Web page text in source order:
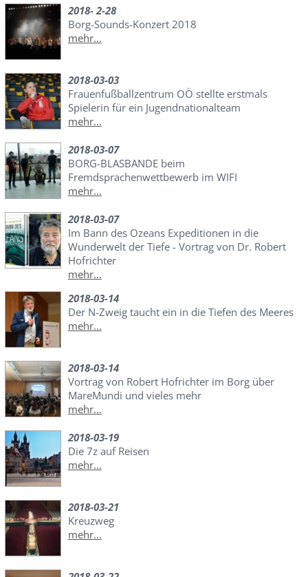
2018- 2-28
Borg-Sounds-Konzert 2018
mehr...
2018-03-03
Frauenfußballzentrum OÖ stellte erstmals
Spielerin für ein Jugendnationalteam
mehr...
2018-03-07
BORG-BLASBANDE beim
Fremdsprachenwettbewerb im WIFI
mehr...
2018-03-07
Im Bann des Ozeans Expeditionen in die
Wunderwelt der Tiefe - Vortrag von Dr. Robert
Hofrichter
mehr...
2018-03-14
Der N-Zweig taucht ein in die Tiefen des Meeres
mehr...
2018-03-14
Vortrag von Robert Hofrichter im Borg über
MareMundi und vieles mehr
mehr...
2018-03-19
Die 7z auf Reisen
mehr...
2018-03-21
Kreuzweg
mehr...